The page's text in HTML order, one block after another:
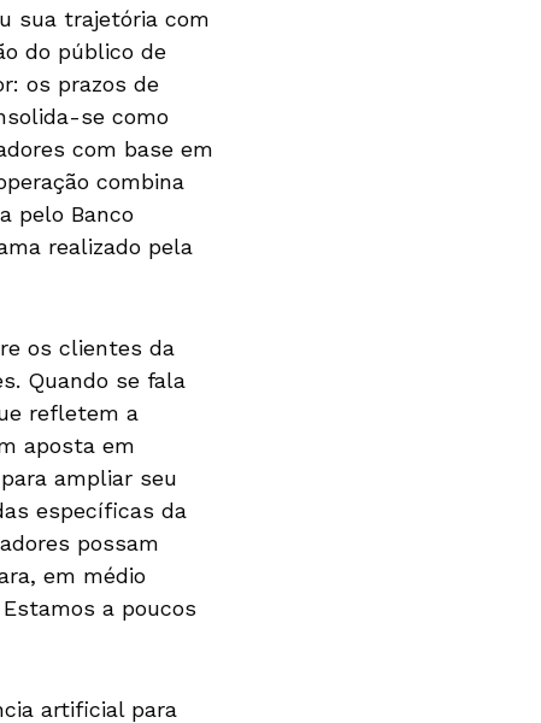
sua trajetória com
do público de
os prazos de
se como
com base em
combina
pelo Banco
realizado pela
os clientes da
Quando se fala
refletem a
aposta em
ampliar seu
específicas da
possam
em médio
a poucos
artificial para